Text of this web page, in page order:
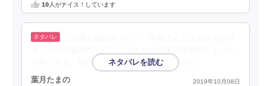
10人がナイス！しています
ら怖いかも。解決したふだせんが格好良かった。
葉月たまの 2019年10月08日